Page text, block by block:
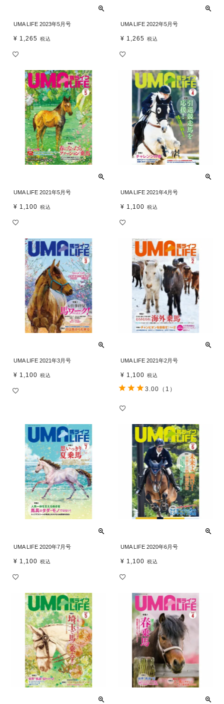
UMA LIFE 2023年5月号
¥ 1,265 税込
UMA LIFE 2022年5月号
¥ 1,265 税込
UMA LIFE 2021年5月号
¥ 1,100 税込
UMA LIFE 2021年4月号
¥ 1,100 税込
UMA LIFE 2021年3月号
¥ 1,100 税込
UMA LIFE 2021年2月号
¥ 1,100 税込
3.00 （1）
UMA LIFE 2020年7月号
¥ 1,100 税込
UMA LIFE 2020年6月号
¥ 1,100 税込